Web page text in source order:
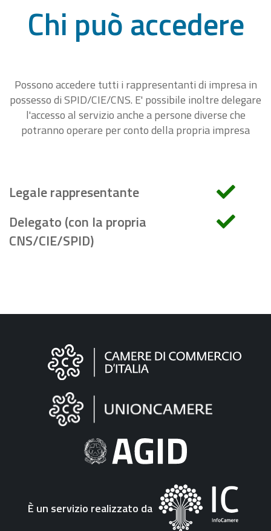
Chi può accedere
Possono accedere tutti i rappresentanti di impresa in
possesso di SPID/CIE/CNS. E' possibile inoltre delegare
l'accesso al servizio anche a persone diverse che
potranno operare per conto della propria impresa
Legale rappresentante
Delegato (con la propria
CNS/CIE/SPID)
Informazioni
"Fattura
Elettronica"
È un servizio realizzato da